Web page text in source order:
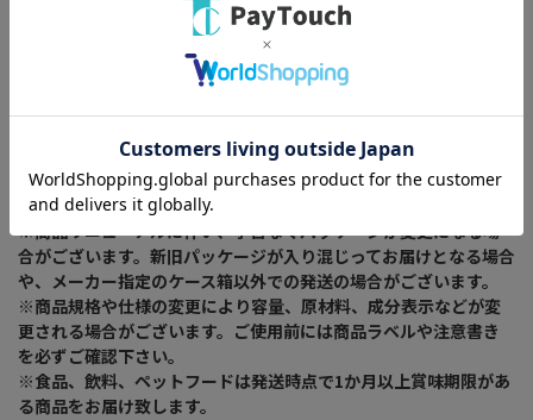
剤（ローズマリー抽出物）、（一部に小麦・乳成分・大豆・牛
肉・豚肉・ゼラチンを含む）
消費期限：150日(賞味期限)
保存方法：-
製造者/製造元：-
※常温でのお届けとなります。
※商品リニューアルに伴い、予告なくパッケージが変更になる場
合がございます。新旧パッケージが入り混じってお届けとなる場合
や、メーカー指定のケース箱以外での発送の場合がございます。
※商品規格や仕様の変更により容量、原材料、成分表示などが変
更される場合がございます。ご使用前には商品ラベルや注意書き
を必ずご確認下さい。
※食品、飲料、ペットフードは発送時点で1か月以上賞味期限があ
る商品をお届け致します。